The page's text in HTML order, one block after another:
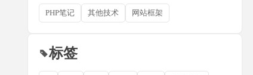
PHP笔记 其他技术 网站框架
标签